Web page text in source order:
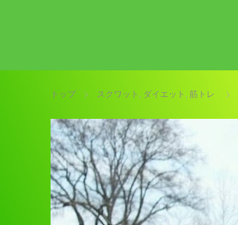
トップ スクワット , ダイエット , 筋トレ